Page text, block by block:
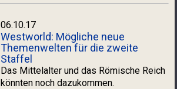
06.10.17
Westworld: Mögliche neue
Themenwelten für die zweite
Staffel
Das Mittelalter und das Römische Reich
könnten noch dazukommen.